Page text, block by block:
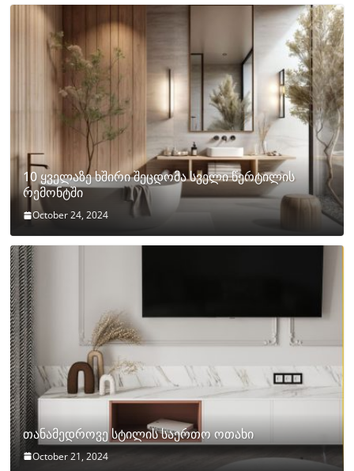
10 ყველაზე ხშირი შეცდომა სველი წერტილის
რემონტში
October 24, 2024
თანამედროვე სტილის საერთო ოთახი
October 21, 2024